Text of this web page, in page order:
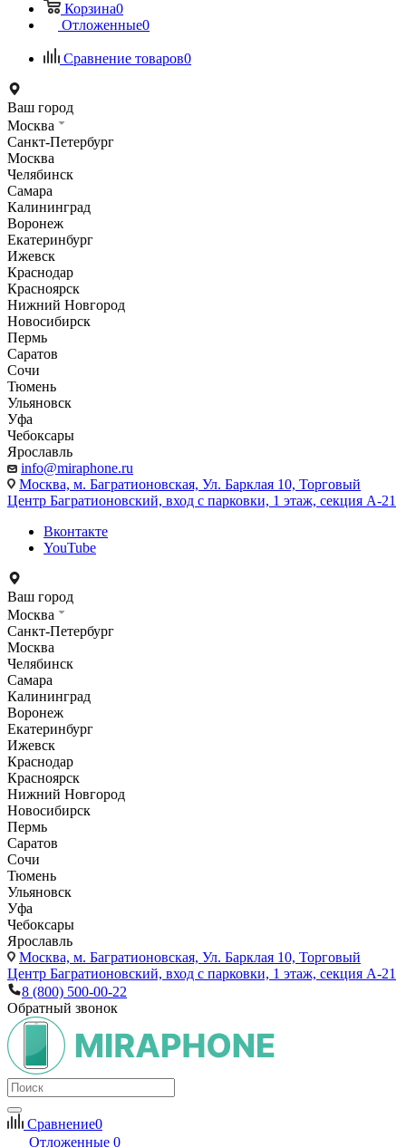
Корзина0
Отложенные0
Сравнение товаров0
Ваш город
Москва
Санкт-Петербург
Москва
Челябинск
Самара
Калининград
Воронеж
Екатеринбург
Ижевск
Краснодар
Красноярск
Нижний Новгород
Новосибирск
Пермь
Саратов
Сочи
Тюмень
Ульяновск
Уфа
Чебоксары
Ярославль
info@miraphone.ru
Москва, м. Багратионовская, Ул. Барклая 10, Торговый
Центр Багратионовский, вход с парковки, 1 этаж, секция А-21
Вконтакте
YouTube
Ваш город
Москва
Санкт-Петербург
Москва
Челябинск
Самара
Калининград
Воронеж
Екатеринбург
Ижевск
Краснодар
Красноярск
Нижний Новгород
Новосибирск
Пермь
Саратов
Сочи
Тюмень
Ульяновск
Уфа
Чебоксары
Ярославль
Москва, м. Багратионовская, Ул. Барклая 10, Торговый
Центр Багратионовский, вход с парковки, 1 этаж, секция А-21
8 (800) 500-00-22
Обратный звонок
Сравнение0
Отложенные 0